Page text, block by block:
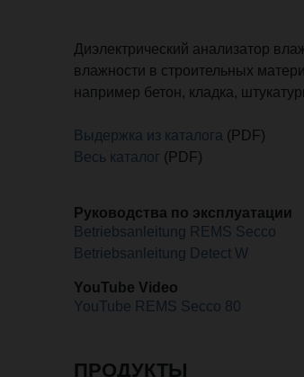
Диэлектрический анализатор
влажности в строительных
например бетон, кладка,
Выдержка из каталога (PDF)
Весь каталог (PDF)
Руководства по эксплуатации
Betriebsanleitung REMS Secco
Betriebsanleitung Detect W
YouTube Video
YouTube REMS Secco 80
ПРОДУКТЫ